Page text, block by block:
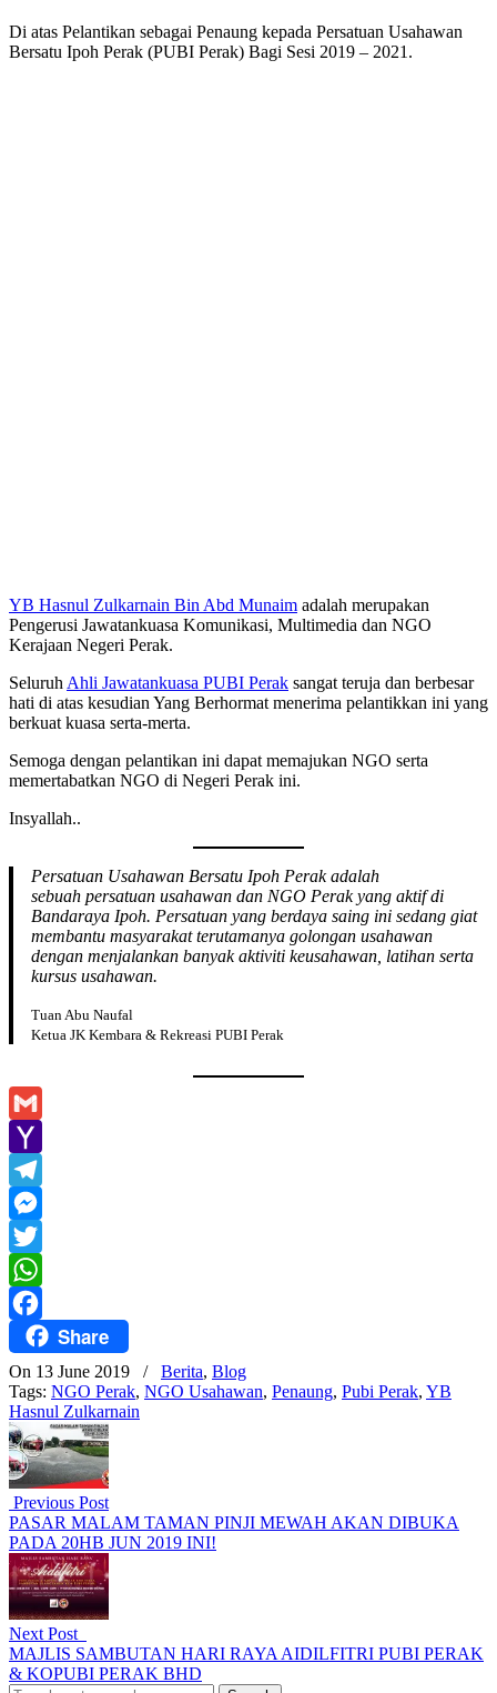
Di atas Pelantikan sebagai Penaung kepada Persatuan Usahawan
Bersatu Ipoh Perak (PUBI Perak) Bagi Sesi 2019 – 2021.
YB Hasnul Zulkarnain Bin Abd Munaim adalah merupakan
Pengerusi Jawatankuasa Komunikasi, Multimedia dan NGO
Kerajaan Negeri Perak.
Seluruh Ahli Jawatankuasa PUBI Perak sangat teruja dan berbesar
hati di atas kesudian Yang Berhormat menerima pelantikkan ini yang
berkuat kuasa serta-merta.
Semoga dengan pelantikan ini dapat memajukan NGO serta
memertabatkan NGO di Negeri Perak ini.
Insyallah..
Persatuan Usahawan Bersatu Ipoh Perak adalah
sebuah persatuan usahawan dan NGO Perak yang aktif di
Bandaraya Ipoh. Persatuan yang berdaya saing ini sedang giat
membantu masyarakat terutamanya golongan usahawan
dengan menjalankan banyak aktiviti keusahawan, latihan serta
kursus usahawan.
Tuan Abu Naufal
Ketua JK Kembara & Rekreasi PUBI Perak
Gmail
Yahoo
Mail
Telegram
Messenger
Twitter
WhatsApp
FacebookShare
On 13 June 2019 / Berita, Blog
Tags: NGO Perak, NGO Usahawan, Penaung, Pubi Perak, YB
Hasnul Zulkarnain
Previous Post
PASAR MALAM TAMAN PINJI MEWAH AKAN DIBUKA
PADA 20HB JUN 2019 INI!
Next Post
MAJLIS SAMBUTAN HARI RAYA AIDILFITRI PUBI PERAK
& KOPUBI PERAK BHD